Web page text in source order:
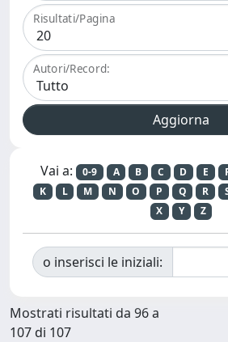
Risultati/Pagina
Autori/Record:
Vai a: 0-9 A B C D E
K
L M N O P Q R
X
Y Z
o inserisci le iniziali:
Mostrati risultati da 96 a
107 di 107